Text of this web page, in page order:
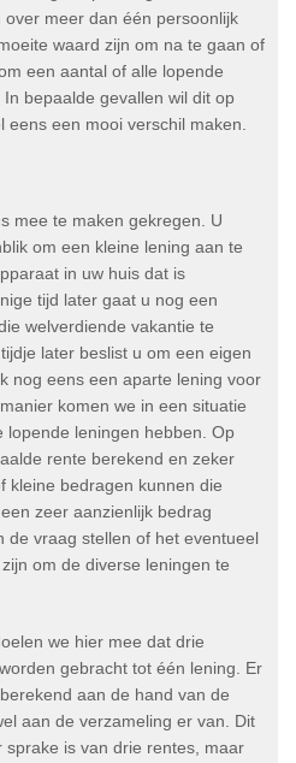
meer dan één persoonlijk
waard zijn om na te gaan of
een aantal of alle lopende
bepaalde gevallen wil dit op
een mooi verschil maken.
mee te maken gekregen. U
om een kleine lening aan te
in uw huis dat is
tijd later gaat u nog een
welverdiende vakantie te
later beslist u om een eigen
nog eens een aparte lening voor
komen we in een situatie
lopende leningen hebben. Op
rente berekend en zeker
kleine bedragen kunnen die
zeer aanzienlijk bedrag
de vraag stellen of het eventueel
om de diverse leningen te
we hier mee dat drie
gebracht tot één lening. Er
aan de hand van de
aan de verzameling er van. Dit
is van drie rentes, maar